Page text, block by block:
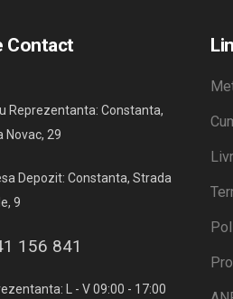
Contact
Reprezentanta: Constanta,
Novac, 29
Depozit: Constanta, Strada
9
156 841
L - V 09:00 - 17:00